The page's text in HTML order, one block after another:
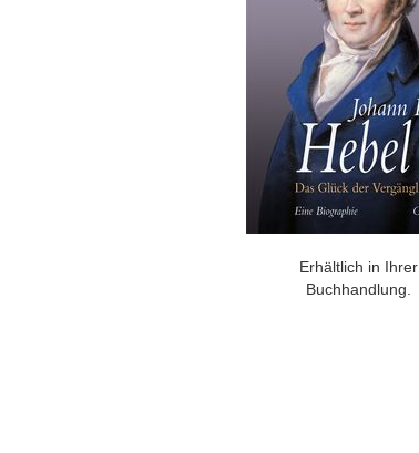
Erhältlich in Ihrer
Buchhandlung.